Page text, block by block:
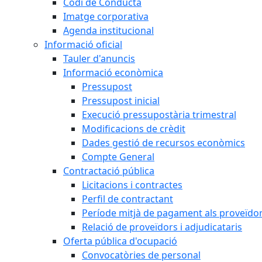
Imatge corporativa
Agenda institucional
Informació oficial
Tauler d'anuncis
Informació econòmica
Pressupost
Pressupost inicial
Execució pressupostària trimestral
Modificacions de crèdit
Dades gestió de recursos econòmics
Compte General
Contractació pública
Licitacions i contractes
Perfil de contractant
Període mitjà de pagament als
Relació de proveïdors i adjudicataris
Oferta pública d'ocupació
Convocatòries de personal